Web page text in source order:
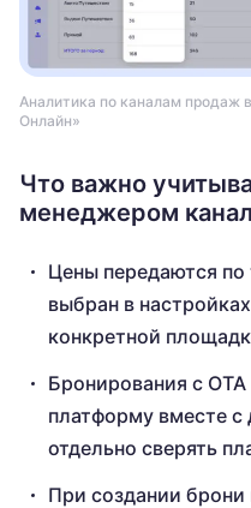
Аналитика по каналам продаж
Онлайн»
Что важно
менеджером
Цены передаются
выбран в
конкретной
Бронирования с ОТА
платформу вместе
отдельно сверять
При создании